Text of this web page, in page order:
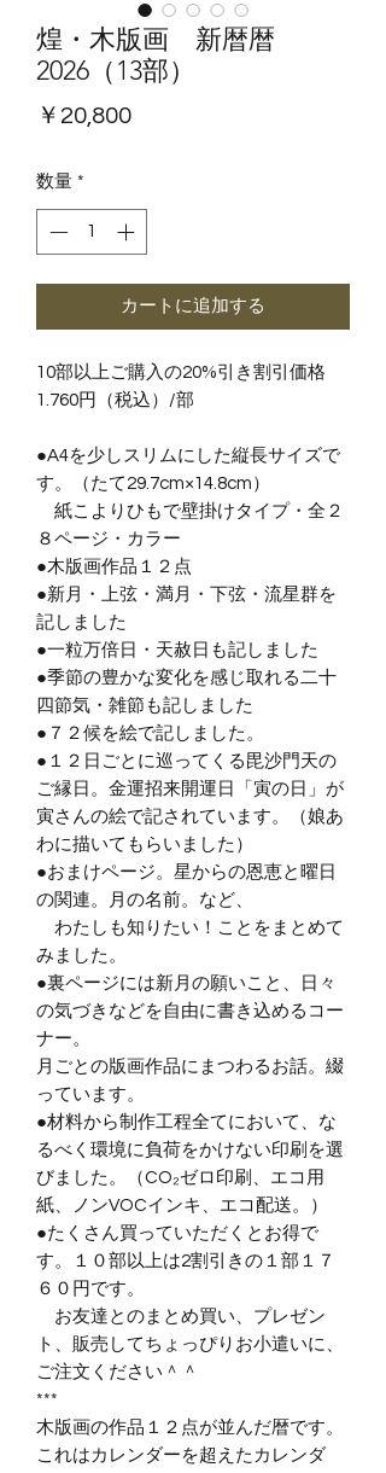
煌・木版画 新暦暦
2026（13部）
￥20,800価
数量 *
カートに追加する
10部以上ご購入の20%引き割引価格
1.760円（税込）/部
●A4を少しスリムにした縦長サイズで
す。（たて29.7cm×14.8cm）
紙こよりひもで壁掛けタイプ・全２
８ページ・カラー
●木版画作品１２点
●新月・上弦・満月・下弦・流星群を
記しました
●一粒万倍日・天赦日も記しました
●季節の豊かな変化を感じ取れる二十
四節気・雑節も記しました
●７２候を絵で記しました。
●１２日ごとに巡ってくる毘沙門天の
ご縁日。金運招来開運日「寅の日」が
寅さんの絵で記されています。（娘あ
わに描いてもらいました）
●おまけページ。星からの恩恵と曜日
の関連。月の名前。など、
わたしも知りたい！ことをまとめて
みました。
●裏ページには新月の願いこと、日々
の気づきなどを自由に書き込めるコー
ナー。
月ごとの版画作品にまつわるお話。綴
っています。
●材料から制作工程全てにおいて、な
るべく環境に負荷をかけない印刷を選
びました。（CO₂ゼロ印刷、エコ用
紙、ノンVOCインキ、エコ配送。）
●たくさん買っていただくとお得で
す。１０部以上は2割引きの１部１７
６０円です。
お友達とのまとめ買い、プレゼン
ト、販売してちょっぴりお小遣いに、
ご注文ください＾＾
***
木版画の作品１２点が並んだ暦です。
これはカレンダーを超えたカレンダ